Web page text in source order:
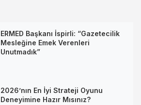
ERMED Başkanı İspirli: “Gazetecilik
Mesleğine Emek Verenleri
Unutmadık”
2026’nın En İyi Strateji Oyunu
Deneyimine Hazır Mısınız?